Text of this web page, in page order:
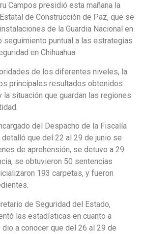
Campos presidió esta mañana la
de Construcción de Paz, que se
de la Guardia Nacional en
seguimiento puntual a las estrategias
en Chihuahua.
de los diferentes niveles, la
principales resultados obtenidos
la situación que guardan las regiones
del Despacho de la Fiscalía
detalló que del 22 al 29 de junio se
de aprehensión, se detuvo a 29
se obtuvieron 50 sentencias
193 carpetas, y fueron
de Seguridad del Estado,
las estadísticas en cuanto a
a conocer que del 26 al 29 de